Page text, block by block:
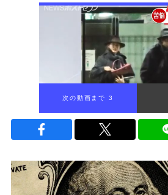
次の動画まで 2